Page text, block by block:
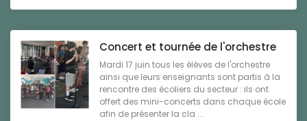
Concert et tournée de l'orchestre
Mardi 17 juin tous les élèves de l'orchestre
ainsi que leurs enseignants sont partis à la
rencontre des écoliers du secteur : ils ont
offert des mini-concerts dans chaque école
afin de présenter la cla ...